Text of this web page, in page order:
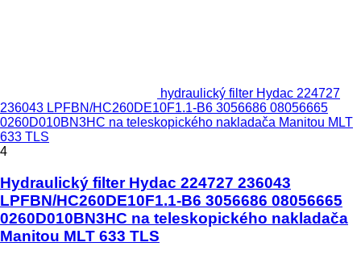
hydraulický filter Hydac 224727
236043 LPFBN/HC260DE10F1.1-B6 3056686 08056665
0260D010BN3HC na teleskopického nakladača Manitou MLT
633 TLS
4
Hydraulický filter Hydac 224727 236043
LPFBN/HC260DE10F1.1-B6 3056686 08056665
0260D010BN3HC na teleskopického nakladača
Manitou MLT 633 TLS